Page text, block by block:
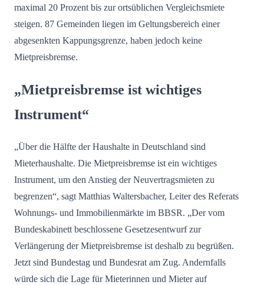
maximal 20 Prozent bis zur ortsüblichen Vergleichsmiete
steigen. 87 Gemeinden liegen im Geltungsbereich einer
abgesenkten Kappungsgrenze, haben jedoch keine
Mietpreisbremse.
„Mietpreisbremse ist wichtiges
Instrument“
„Über die Hälfte der Haushalte in Deutschland sind
Mieterhaushalte. Die Mietpreisbremse ist ein wichtiges
Instrument, um den Anstieg der Neuvertragsmieten zu
begrenzen“, sagt Matthias Waltersbacher, Leiter des Referats
Wohnungs- und Immobilienmärkte im BBSR. „Der vom
Bundeskabinett beschlossene Gesetzesentwurf zur
Verlängerung der Mietpreisbremse ist deshalb zu begrüßen.
Jetzt sind Bundestag und Bundesrat am Zug. Andernfalls
würde sich die Lage für Mieterinnen und Mieter auf